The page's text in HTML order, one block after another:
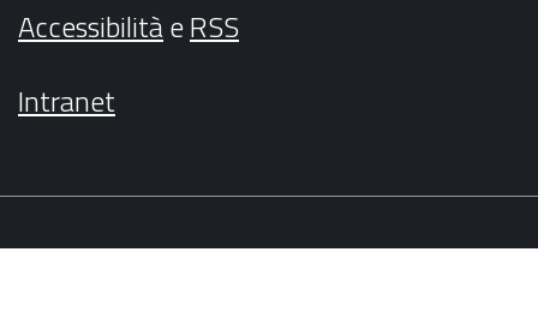
AccessibilitàeRSS
Intranet